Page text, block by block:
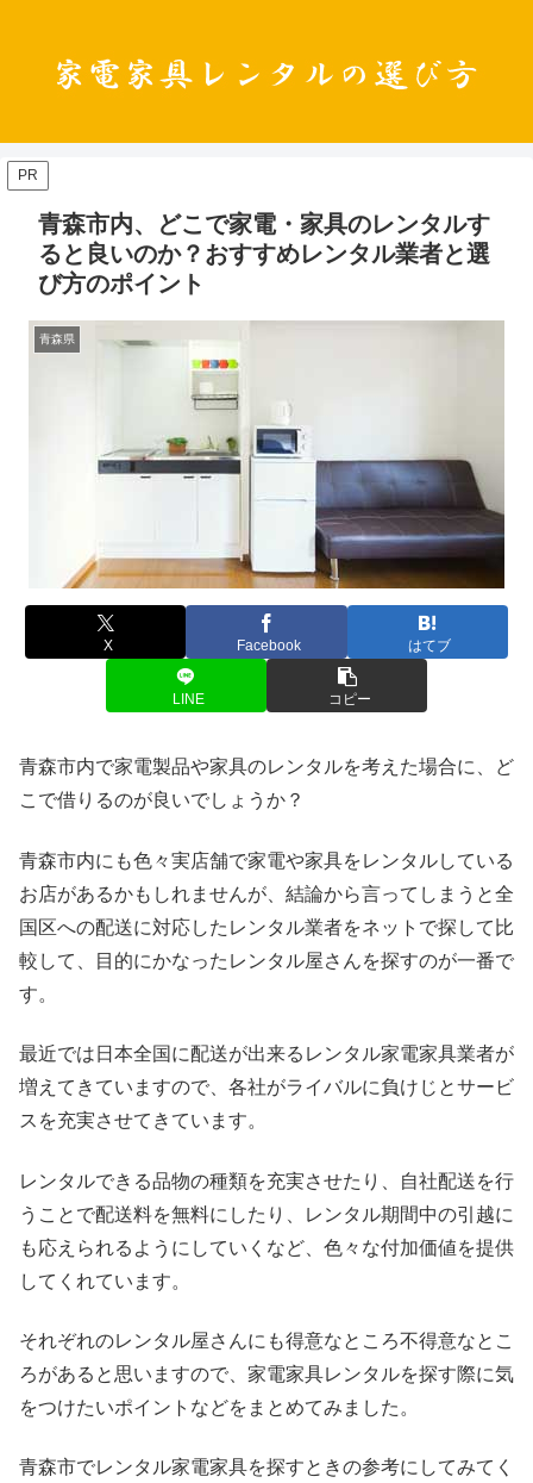
PR
青森市内、どこで家電・家具のレンタルす
ると良いのか？おすすめレンタル業者と選
び方のポイント
青森県
X Facebook はてブ
LINE コピー
青森市内で家電製品や家具のレンタルを考えた場合に、ど
こで借りるのが良いでしょうか？
青森市内にも色々実店舗で家電や家具をレンタルしている
お店があるかもしれませんが、結論から言ってしまうと全
国区への配送に対応したレンタル業者をネットで探して比
較して、目的にかなったレンタル屋さんを探すのが一番で
す。
最近では日本全国に配送が出来るレンタル家電家具業者が
増えてきていますので、各社がライバルに負けじとサービ
スを充実させてきています。
レンタルできる品物の種類を充実させたり、自社配送を行
うことで配送料を無料にしたり、レンタル期間中の引越に
も応えられるようにしていくなど、色々な付加価値を提供
してくれています。
それぞれのレンタル屋さんにも得意なところ不得意なとこ
ろがあると思いますので、家電家具レンタルを探す際に気
をつけたいポイントなどをまとめてみました。
青森市でレンタル家電家具を探すときの参考にしてみてく